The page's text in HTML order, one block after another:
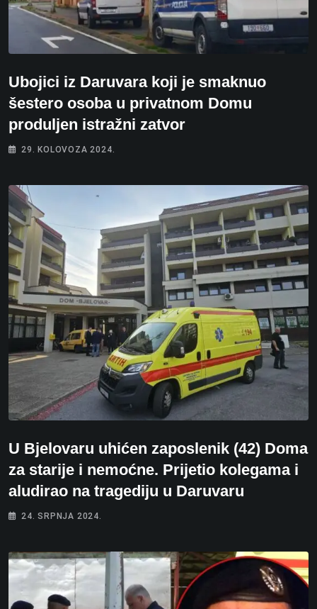
Ubojici iz Daruvara koji je smaknuo
šestero osoba u privatnom Domu
produljen istražni zatvor
29. KOLOVOZA 2024.
U Bjelovaru uhićen zaposlenik (42) Doma
za starije i nemoćne. Prijetio kolegama i
aludirao na tragediju u Daruvaru
24. SRPNJA 2024.